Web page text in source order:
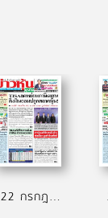
22 กรกฎาคม 2569